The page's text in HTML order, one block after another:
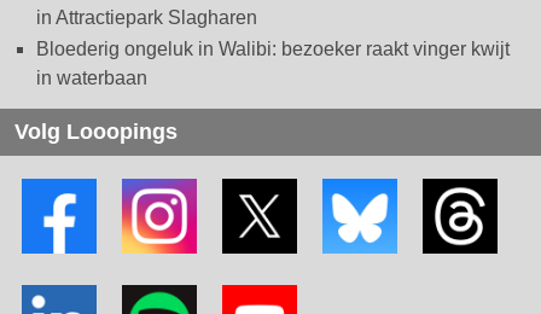
in Attractiepark Slagharen
Bloederig ongeluk in Walibi: bezoeker raakt vinger kwijt
in waterbaan
Volg Looopings